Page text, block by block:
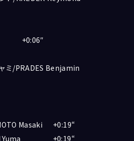
+0:06″
ミ/PRADES Benjamin
Masaki +0:19“
Yuma +0:19“